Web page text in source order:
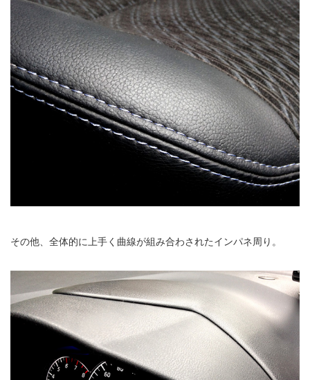
その他、全体的に上手く曲線が組み合わされたインパネ周り。